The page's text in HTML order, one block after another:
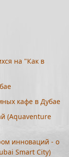
на "Как в
кафе в Дубае
(Aquaventure
инноваций - о
Smart City)